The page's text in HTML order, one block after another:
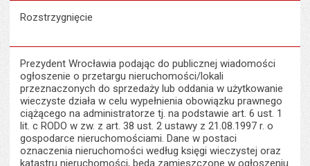
Rozstrzygnięcie
Prezydent Wrocławia podając do publicznej wiadomości
ogłoszenie o przetargu nieruchomości/lokali
przeznaczonych do sprzedaży lub oddania w użytkowanie
wieczyste działa w celu wypełnienia obowiązku prawnego
ciążącego na administratorze tj. na podstawie art. 6 ust. 1
lit. c RODO w zw. z art. 38 ust. 2 ustawy z 21.08.1997 r. o
gospodarce nieruchomościami. Dane w postaci
oznaczenia nieruchomości według księgi wieczystej oraz
katastru nieruchomości, będą zamieszczone w ogłoszeniu